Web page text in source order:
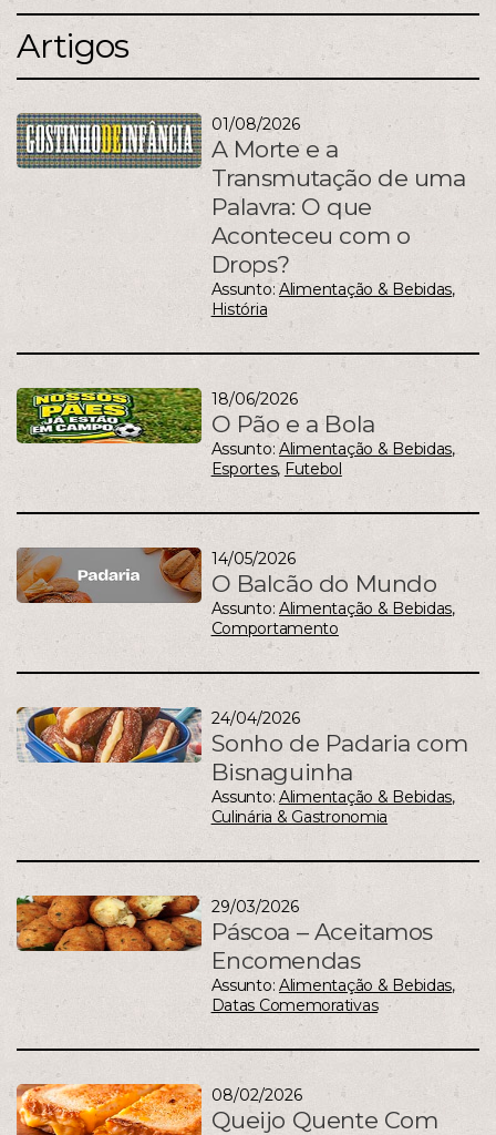
Artigos
01/08/2026
A Morte e a
Transmutação de uma
Palavra: O que
Aconteceu com o
Drops?
Assunto:Alimentação & Bebidas,
História
18/06/2026
O Pão e a Bola
Assunto:Alimentação & Bebidas,
Esportes, Futebol
14/05/2026
O Balcão do Mundo
Assunto:Alimentação & Bebidas,
Comportamento
24/04/2026
Sonho de Padaria com
Bisnaguinha
Assunto:Alimentação & Bebidas,
Culinária & Gastronomia
29/03/2026
Páscoa – Aceitamos
Encomendas
Assunto:Alimentação & Bebidas,
Datas Comemorativas
08/02/2026
Queijo Quente Com